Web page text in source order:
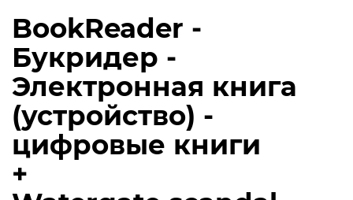
BookReader -
Букридер -
Электронная книга
(устройство) -
цифровые книги
+